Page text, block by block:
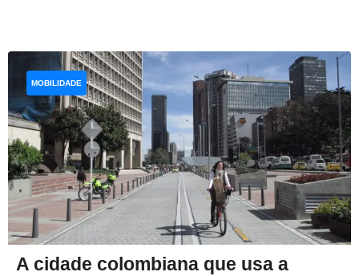
A cidade colombiana que usa a
MOBILIDADE